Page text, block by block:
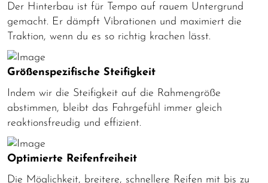
Der Hinterbau ist für Tempo auf rauem Untergrund
gemacht. Er dämpft Vibrationen und maximiert die
Traktion, wenn du es so richtig krachen lässt.
Größenspezifische Steifigkeit
Indem wir die Steifigkeit auf die Rahmengröße
abstimmen, bleibt das Fahrgefühl immer gleich
reaktionsfreudig und effizient.
Optimierte Reifenfreiheit
Die Möglichkeit, breitere, schnellere Reifen mit bis zu